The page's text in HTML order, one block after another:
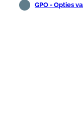
GPO - Opties